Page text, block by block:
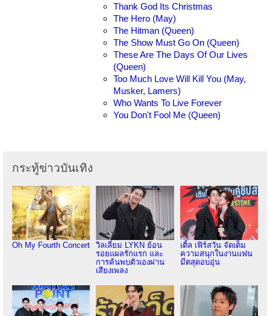
Thank God Its Christmas
The Hero (May)
The Hitman (Queen)
The Show Must Go On (Queen)
These Are The Days Of Our Lives
(Queen)
Too Much Love Will Kill You (May,
Musker, Lamers)
Who Wants To Live Forever
You Don't Fool Me (Queen)
กระทู้ข่าวบันเทิง
Oh My Fourth Concert
วิลเลี่ยม LYKN ย้อน
รอยแผลรักแรก และ
การค้นพบตัวเองผ่าน
เสียงเพลง
เติ้ล เฟิร์สวัน จัดเต็ม
ความสนุกในงานแฟน
มีตสุดอบอุ่น